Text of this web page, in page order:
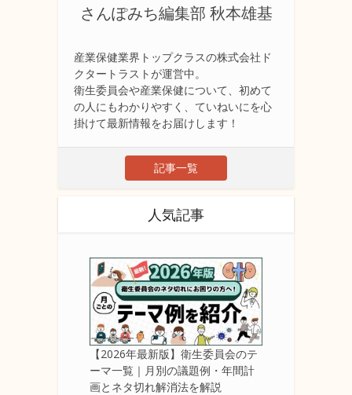
さんぽみち編集部 秋本雄基
産業保健業界トップクラスの株式会社ド
クタートラストが運営中。
衛生委員会や産業保健について、初めて
の人にもわかりやすく、ていねいにを心
掛けて最新情報をお届けします！
記事一覧
人気記事
【2026年最新版】衛生委員会のテ
ーマ一覧｜月別の議題例・年間計
画とネタ切れ解消法を解説